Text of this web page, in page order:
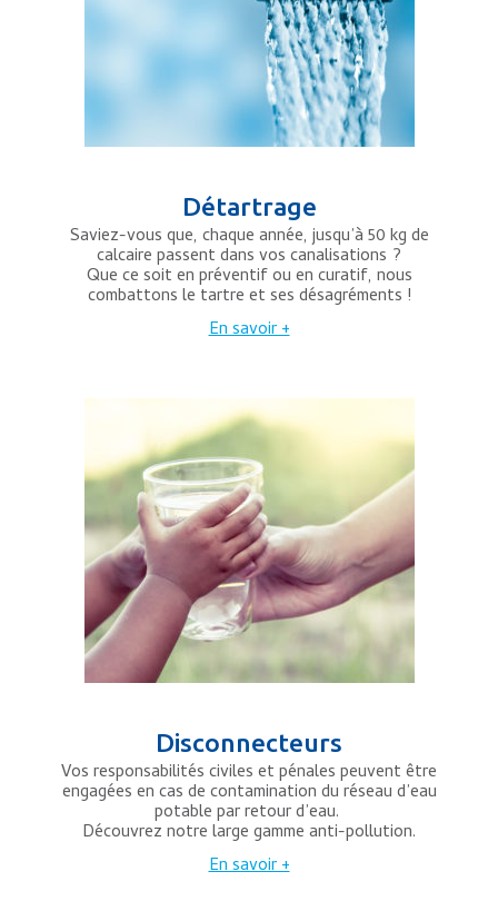
Détartrage
Saviez-vous que, chaque année, jusqu’à 50 kg de
calcaire passent dans vos canalisations ?
Que ce soit en préventif ou en curatif, nous
combattons le tartre et ses désagréments !
En savoir +
Disconnecteurs
Vos responsabilités civiles et pénales peuvent être
engagées en cas de contamination du réseau d’eau
potable par retour d’eau.
Découvrez notre large gamme anti-pollution.
En savoir +